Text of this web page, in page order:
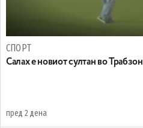
СПОРТ
Салах е новиот султан во Трабзон
пред 2 дена